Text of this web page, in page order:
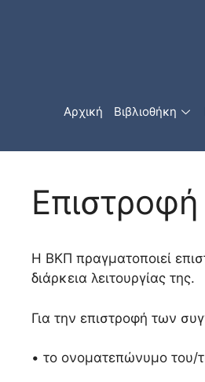
Αρχική Βιβλιοθήκη
Η ΒΚΠ πραγματοποιεί
διάρκεια λειτουργίας της.
Για την επιστροφή των
• το ονοματεπώνυμο του/